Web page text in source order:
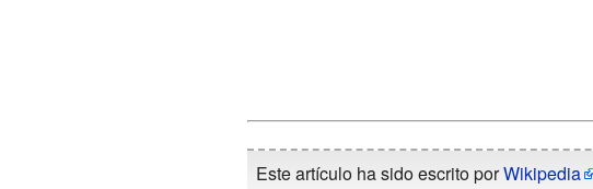
Este artículo ha sido escrito porWikipedia